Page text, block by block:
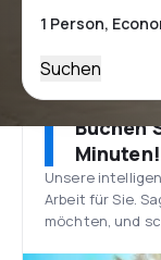
Suchen
Buchen
Minuten!
Unsere
Arbeit für Sie.
möchten, und